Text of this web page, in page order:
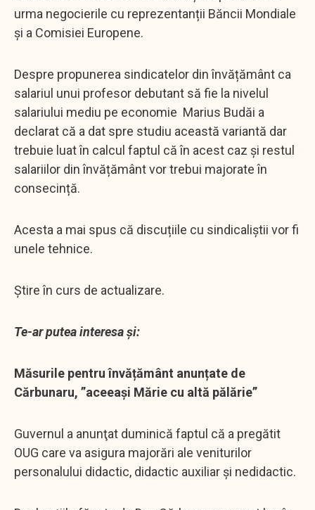
urma negocierile cu reprezentanții Băncii Mondiale
și a Comisiei Europene.
Despre propunerea sindicatelor din învățământ ca
salariul unui profesor debutant să fie la nivelul
salariului mediu pe economie Marius Budăi a
declarat că a dat spre studiu această variantă dar
trebuie luat în calcul faptul că în acest caz și restul
salariilor din învățământ vor trebui majorate în
consecință.
Acesta a mai spus că discuțiile cu sindicaliștii vor fi
unele tehnice.
Știre în curs de actualizare.
Te-ar putea interesa și:
Măsurile pentru învățământ anunțate de
Cărbunaru, ”aceeași Mărie cu altă pălărie”
Guvernul a anunţat duminică faptul că a pregătit
OUG care va asigura majorări ale veniturilor
personalului didactic, didactic auxiliar şi nedidactic.